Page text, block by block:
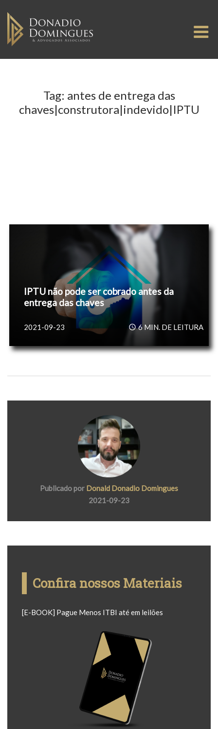
content
Tag: antes de entrega das
chaves|construtora|indevido|IPTU
IPTU não pode ser cobrado antes da
entrega das chaves
2021-09-23 6 MIN. DE LEITURA
Publicado por Donald Donadio Domingues
2021-09-23
Confira nossos Materiais
[E-BOOK] Pague Menos ITBI até em leilões